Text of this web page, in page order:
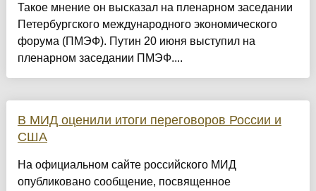
Такое мнение он высказал на пленарном заседании
Петербургского международного экономического
форума (ПМЭФ). Путин 20 июня выступил на
пленарном заседании ПМЭФ....
В МИД оценили итоги переговоров России и
США
На официальном сайте российского МИД
опубликовано сообщение, посвященное